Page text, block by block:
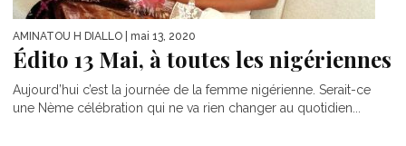
AMINATOU H DIALLO | mai 13, 2020
Édito 13 Mai, à toutes les nigériennes
Aujourd’hui c’est la journée de la femme nigérienne. Serait-ce
une Nème célébration qui ne va rien changer au quotidien...